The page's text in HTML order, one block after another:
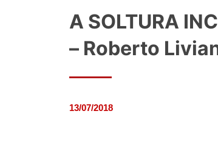
A SOLTURA
– Roberto
13/07/2018